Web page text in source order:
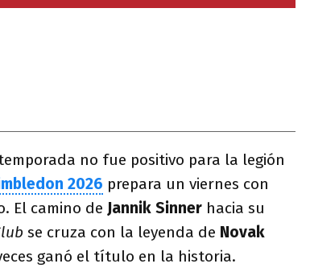
no fue positivo para la legión
2026 prepara un viernes con
El camino de Jannik Sinner hacia su
se cruza con la leyenda de Novak
ganó el título en la historia.